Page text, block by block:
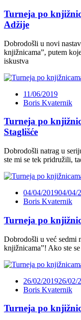
Turneja po
Adžije
Dobrodošli u novi
knjižnicama”, putem
iskustva
11/06/2019
Boris Kvaternik
Turneja po
Staglišće
Dobrodošli natrag u
ste mi se tek pridružili,
04/04/201904/04/
Boris Kvaternik
Turneja po
Dobrodošli u već sedmi
knjižnicama”! Ako ste
26/02/201926/02/
Boris Kvaternik
Turneja po